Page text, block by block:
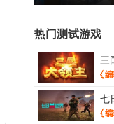
热门测试游戏
三
七